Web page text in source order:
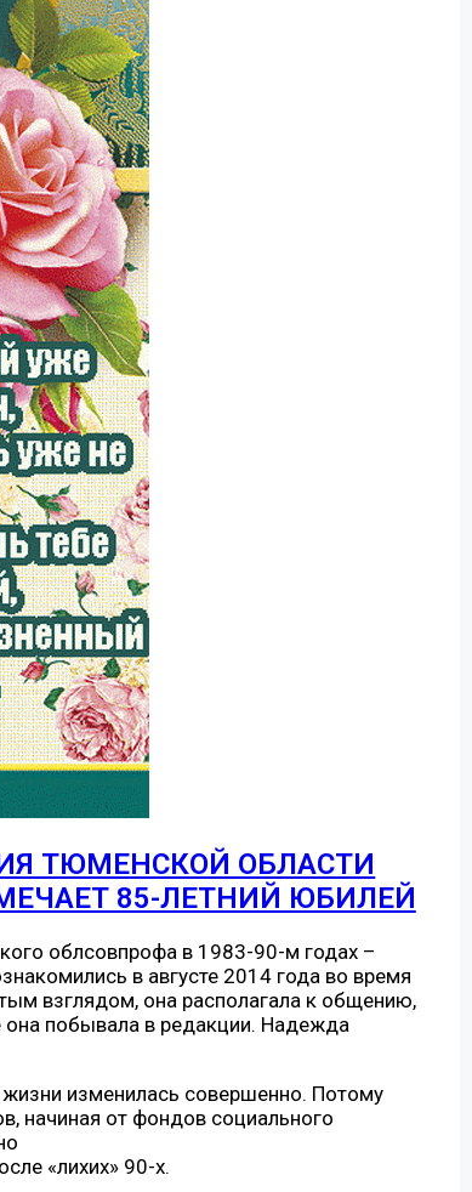
ТЮМЕНСКОЙ ОБЛАСТИ
85-ЛЕТНИЙ ЮБИЛЕЙ
облсовпрофа в 1983-90-м годах –
в августе 2014 года во время
взглядом, она располагала к общению,
она побывала в редакции. Надежда
изменилась совершенно. Потому
начиная от фондов социального
«лихих» 90-х.